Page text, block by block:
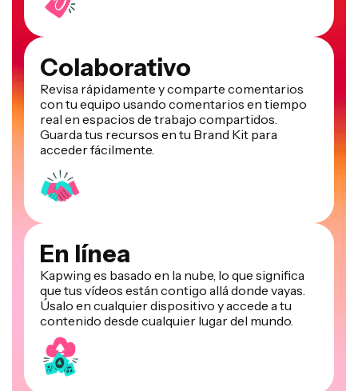
Colaborativo
Revisa rápidamente y comparte comentarios
con tu equipo usando comentarios en tiempo
real en espacios de trabajo compartidos.
Guarda tus recursos en tu Brand Kit para
acceder fácilmente.
En línea
Kapwing es basado en la nube, lo que significa
que tus vídeos están contigo allá donde vayas.
Úsalo en cualquier dispositivo y accede a tu
contenido desde cualquier lugar del mundo.